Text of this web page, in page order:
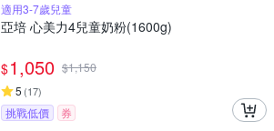
適用3-7歲兒童
亞培 心美力4兒童奶粉(1600g)
$1,050 $1,150
5 (17)
挑戰低價 券